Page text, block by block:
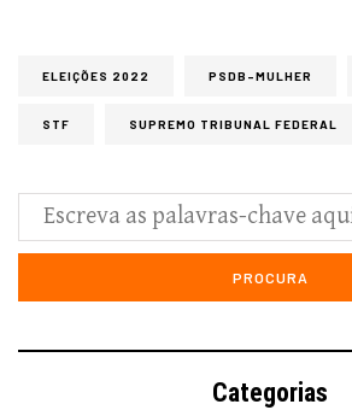
ELEIÇÕES 2022 PSDB-MULHER
STF SUPREMO TRIBUNAL FEDERAL
Categorias